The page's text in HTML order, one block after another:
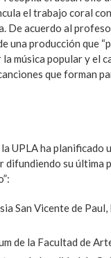
el trabajo coral
De acuerdo al
una producción que
música popular y el
que forman
UPLA ha planificado
difundiendo su última
San Vicente de Paul,
de la Facultad de